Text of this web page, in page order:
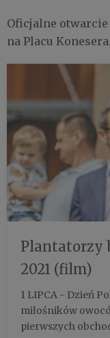
Oficjalne otwarcie
na Placu Konesera.
Plantatorzy
2021 (film)
1 LIPCA - Dzień
miłośników
pierwszych